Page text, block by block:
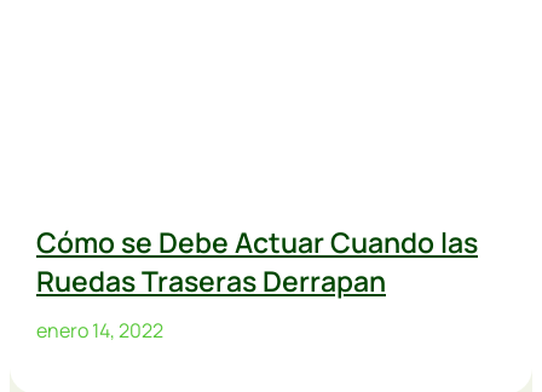
Cómo se Debe Actuar Cuando las
Ruedas Traseras Derrapan
enero 14, 2022